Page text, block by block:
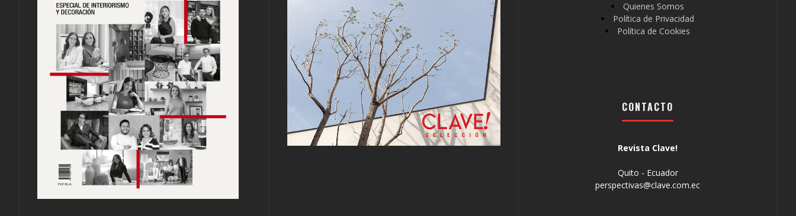
Quienes Somos
Política de Privacidad
Política de Cookies
CONTACTO
Revista Clave!
Quito - Ecuador
perspectivas@clave.com.ec